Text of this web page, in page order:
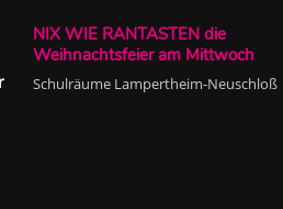
NIX WIE RANTASTEN die
Weihnachtsfeier am Mittwoch
Schulräume Lampertheim-Neuschloß